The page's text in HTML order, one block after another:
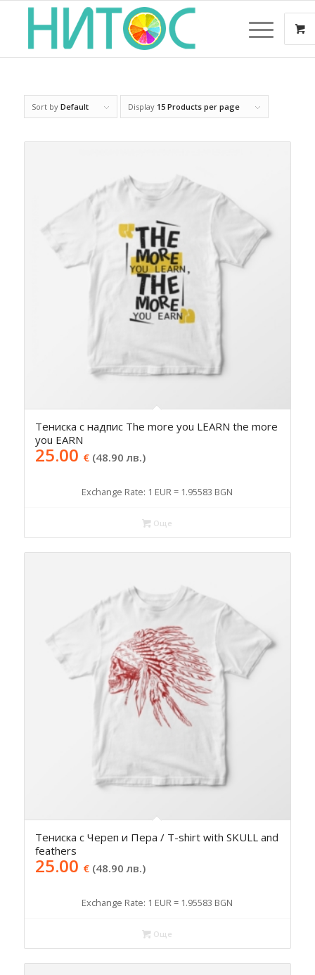
Sort by Default Display 15 Products per page
Тениска с надпис The more you LEARN the more
you EARN
25.00 €(48.90 лв.)
Exchange Rate: 1 EUR = 1.95583 BGN
Още
Тениска с Череп и Пера / T-shirt with SKULL and
feathers
25.00 €(48.90 лв.)
Exchange Rate: 1 EUR = 1.95583 BGN
Още